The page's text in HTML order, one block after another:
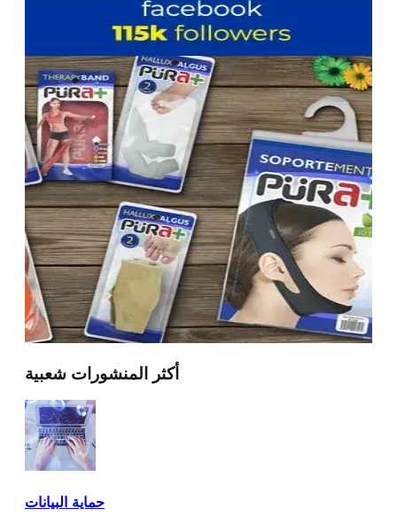
أكثر المنشورات شعبية
حماية البيانات